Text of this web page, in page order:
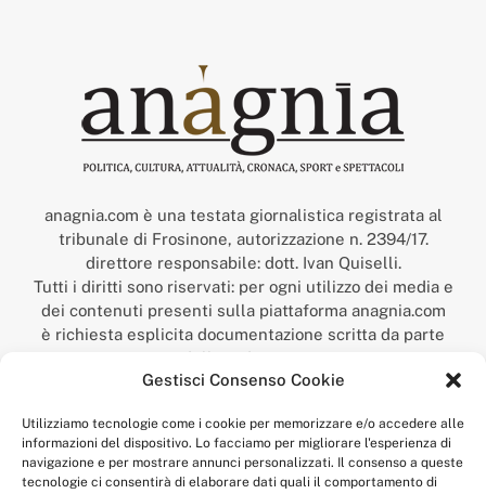
Gestisci Consenso Cookie
Utilizziamo tecnologie come i cookie per memorizzare e/o accedere alle
informazioni del dispositivo. Lo facciamo per migliorare l'esperienza di
navigazione e per mostrare annunci personalizzati. Il consenso a queste
tecnologie ci consentirà di elaborare dati quali il comportamento di
anagnia.com è una testata giornalistica registrata al
tribunale di Frosinone, autorizzazione n. 2394/17.
direttore responsabile: dott. Ivan Quiselli.
Tutti i diritti sono riservati: per ogni utilizzo dei media e
dei contenuti presenti sulla piattaforma anagnia.com
è richiesta esplicita documentazione scritta da parte
della redazione.
“Anagnia” è un marchio registrato presso l’Ufficio Italiano
Economico,
num. registrazione: 302017000014044 del 9 febbraio 2017.
Per contatti:redazione@anagnia.com